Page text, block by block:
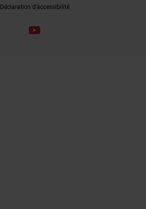
Déclaration d’accessibilité